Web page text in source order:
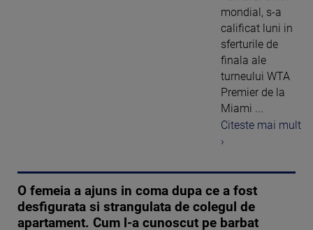
mondial, s-a
calificat luni in
sferturile de
finala ale
turneului WTA
Premier de la
Miami ...
Citeste mai mult
›
O femeia a ajuns in coma dupa ce a fost
desfigurata si strangulata de colegul de
apartament. Cum l-a cunoscut pe barbat